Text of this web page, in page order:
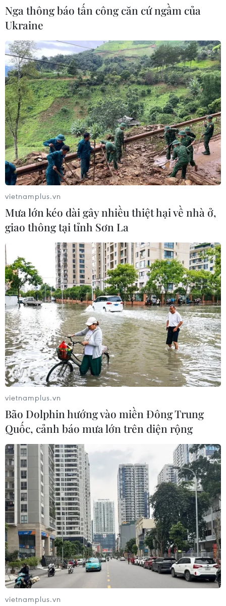
TIN CÙNG CHUYÊN MỤC
Báo Argentina nói ngành vật liệu
công nghệ cao Việt Nam "hút" đầu tư
nước ngoài
05/08/2026 03:11
Nâng cao nhận thức về vai trò chủ
động, tích cực của Việt Nam trong
ASEAN
04/08/2026 14:09
Nga thông báo tấn công căn cứ ngầm của
Ukraine
vietnamplus.vn
Mưa lớn kéo dài gây nhiều thiệt hại về nhà ở,
giao thông tại tỉnh Sơn La
vietnamplus.vn
Bão Dolphin hướng vào miền Đông Trung
Quốc, cảnh báo mưa lớn trên diện rộng
vietnamplus.vn